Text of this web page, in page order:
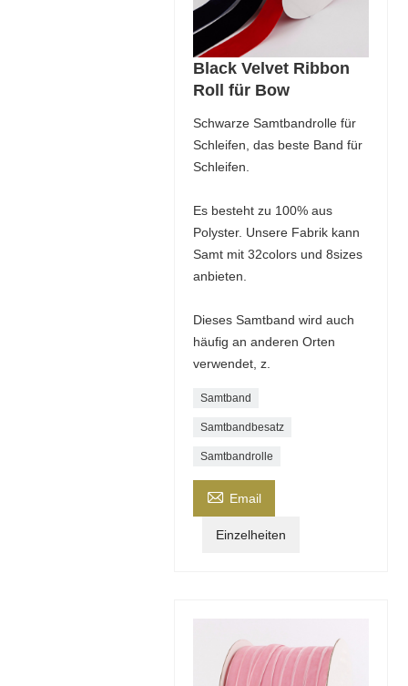
Black Velvet Ribbon
Roll für Bow
Schwarze Samtbandrolle für
Schleifen, das beste Band für
Schleifen.
Es besteht zu 100% aus
Polyster. Unsere Fabrik kann
Samt mit 32colors und 8sizes
anbieten.
Dieses Samtband wird auch
häufig an anderen Orten
verwendet, z.
Samtband
Samtbandbesatz
Samtbandrolle
 Email
Einzelheiten